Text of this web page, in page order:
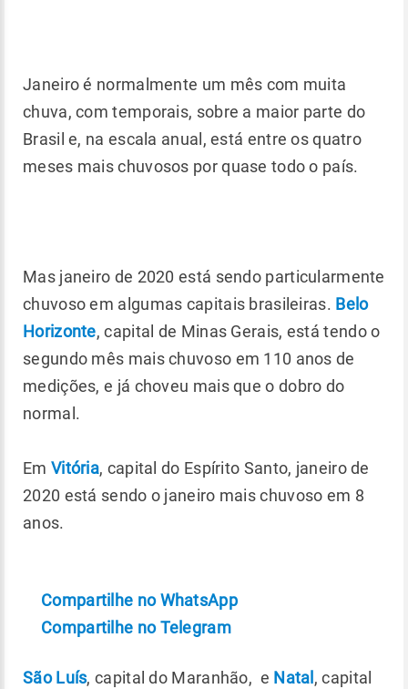
Janeiro é normalmente um mês com muita
chuva, com temporais, sobre a maior parte do
Brasil e, na escala anual, está entre os quatro
meses mais chuvosos por quase todo o país.
Mas janeiro de 2020 está sendo particularmente
chuvoso em algumas capitais brasileiras. Belo
Horizonte, capital de Minas Gerais, está tendo o
segundo mês mais chuvoso em 110 anos de
medições, e já choveu mais que o dobro do
normal.
Em Vitória, capital do Espírito Santo, janeiro de
2020 está sendo o janeiro mais chuvoso em 8
anos.
Compartilhe no WhatsApp
Compartilhe no Telegram
São Luís, capital do Maranhão, e Natal , capital